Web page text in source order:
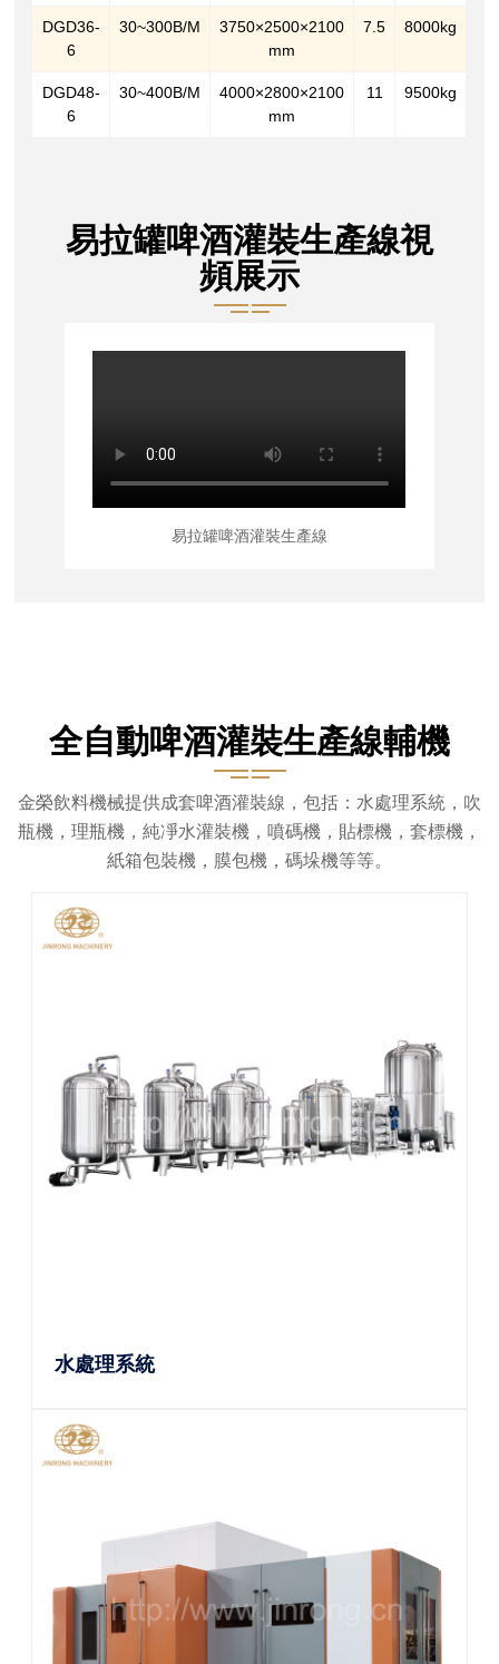
DGD36-
6
30~300B/M
3750×2500×2100
mm
7.5 8000kg
DGD48-
6
30~400B/M
4000×2800×2100
mm
11 9500kg
易拉罐啤酒灌裝生產線視
頻展示
易拉罐啤酒灌裝生產線
全自動啤酒灌裝生產線輔機
金榮飲料機械提供成套啤酒灌裝線，包括：水處理系統，吹
瓶機，理瓶機，純凈水灌裝機，噴碼機，貼標機，套標機，
紙箱包裝機，膜包機，碼垛機等等。
水處理系統